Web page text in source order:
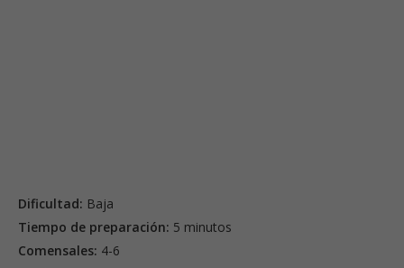
Dificultad: Baja
Tiempo de preparación: 5 minutos
Comensales: 4-6